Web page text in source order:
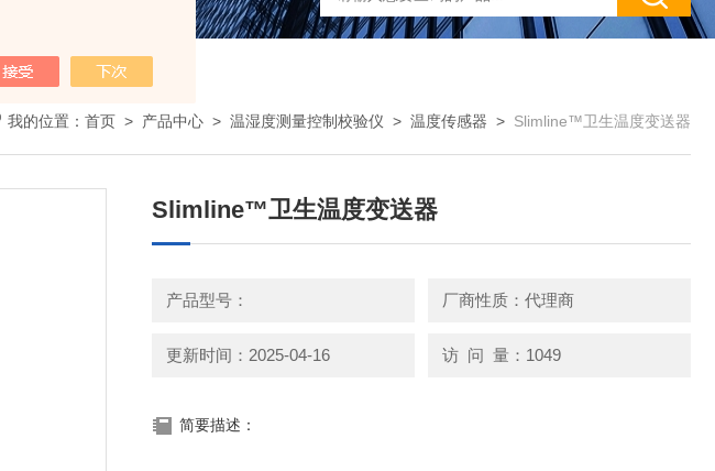
我的位置： 首页 > 产品中心 > 温湿度测量控制校验仪 > 温度传感器 > Slimline™卫生温度变送器
Slimline™卫生温度变送器
产品型号： 厂商性质：代理商
更新时间：2025-04-16 访 问 量：1049
简要描述：